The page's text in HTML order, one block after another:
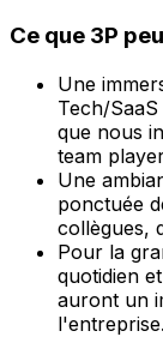
Ce que 3P
Une
Tech/
que nous
team
Une
ponctuée
collègues,
Pour la
quotidien
auront un
l'entreprise.